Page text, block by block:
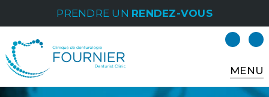
PRENDRE UN RENDEZ-VOUS
MENU